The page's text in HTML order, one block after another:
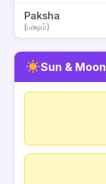
Paksha
(பக்ஷம்)
Sun & Moon